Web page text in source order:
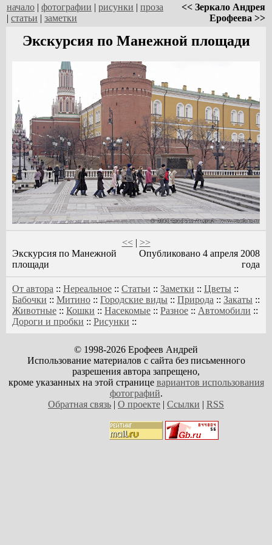
начало | фотографии | рисунки | проза
| статьи | заметки
<< Зеркало Андрея
Ерофеева >>
Экскурсия по Манежной площади
<<| >>
Экскурсия по Манежной
площади
Опубликовано 4 апреля 2008
года
От автора :: Нереальное :: Статьи :: Заметки :: Цветы ::
Бабочки :: Митино :: Городские виды :: Природа :: Закаты ::
Животные :: Кошки :: Насекомые :: Разное :: Автомобили ::
Дороги и пробки :: Рисунки ::
© 1998-2026 Ерофеев Андрей
Использование материалов с сайта без письменного
разрешения автора запрещено,
кроме указанных на этой странице вариантов использования
фотографий.
Обратная связь | О проекте | Ссылки | RSS